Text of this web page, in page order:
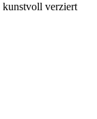
kunstvoll verziert